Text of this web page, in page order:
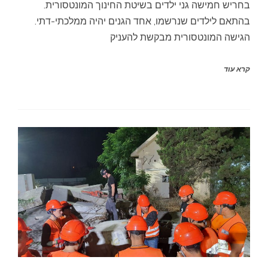
בחריש חמישה גני ילדים בשיטת החינוך המונטסורית.
בהתאם לילדים שנרשמו, אחד הגנים יהיה ממלכתי-דתי.
הגישה המונטסורית מבקשת להעניק
קרא עוד